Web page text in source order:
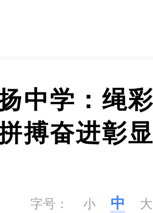
中学：绳彩
搏奋进彰显
字号： 小 中 大